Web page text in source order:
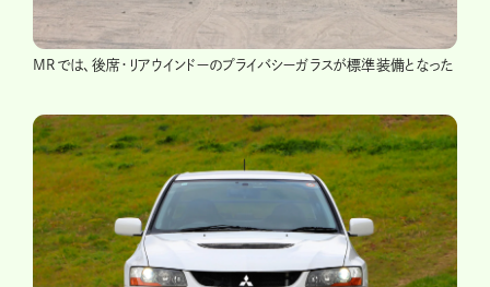
MRでは、後席・リアウインドーのプライバシーガラスが標準装備となった